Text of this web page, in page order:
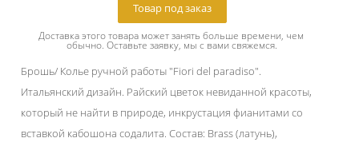
Товар под заказ
Доставка этого товара может занять больше времени, чем
обычно. Оставьте заявку, мы с вами свяжемся.
Брошь/ Колье ручной работы "Fiori del paradiso".
Итальянский дизайн. Райский цветок невиданной красоты,
который не найти в природе, инкрустация фианитами со
вставкой кабошона содалита. Состав: Brass (латунь),